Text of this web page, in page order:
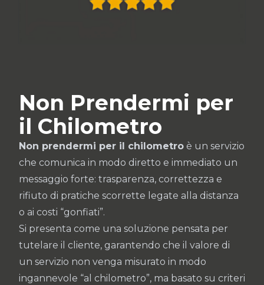
Non Prendermi per
il Chilometro
Non prendermi per il chilometro è un servizio
che comunica in modo diretto e immediato un
messaggio forte: trasparenza, correttezza e
rifiuto di pratiche scorrette legate alla distanza
o ai costi “gonfiati”.
Si presenta come una soluzione pensata per
tutelare il cliente, garantendo che il valore di
un servizio non venga misurato in modo
ingannevole “al chilometro”, ma basato su criteri